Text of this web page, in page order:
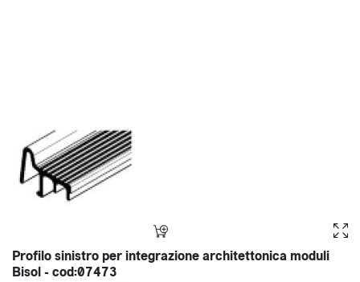
Profilo sinistro per integrazione architettonica moduli
Bisol - cod:07473